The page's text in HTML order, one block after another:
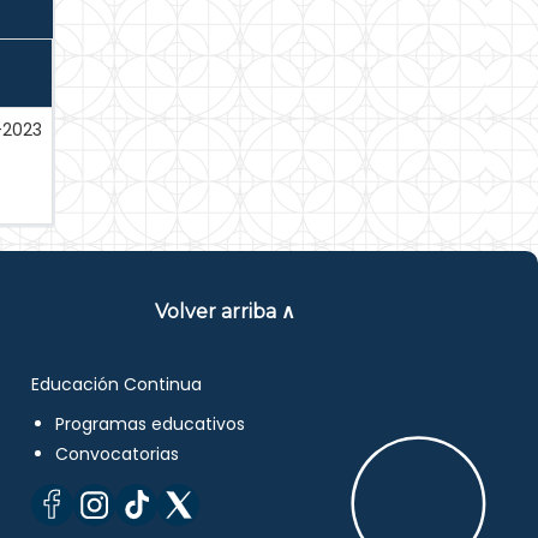
Volver arriba ∧
Educación Continua
Programas educativos
Convocatorias